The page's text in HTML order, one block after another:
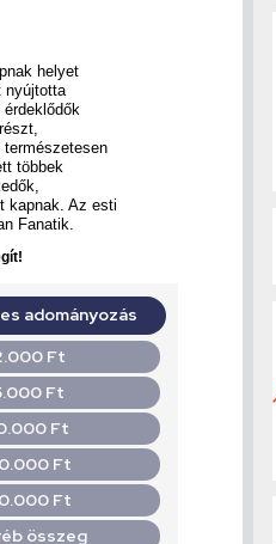
helyet
nyújtotta
többek
kapnak. Az esti
Fanatik.